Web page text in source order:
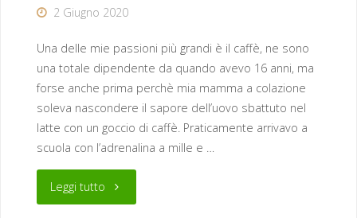
2 Giugno 2020
Una delle mie passioni più grandi è il caffè, ne sono
una totale dipendente da quando avevo 16 anni, ma
forse anche prima perchè mia mamma a colazione
soleva nascondere il sapore dell’uovo sbattuto nel
latte con un goccio di caffè. Praticamente arrivavo a
scuola con l’adrenalina a mille e …
Leggi tutto"Ciambellone